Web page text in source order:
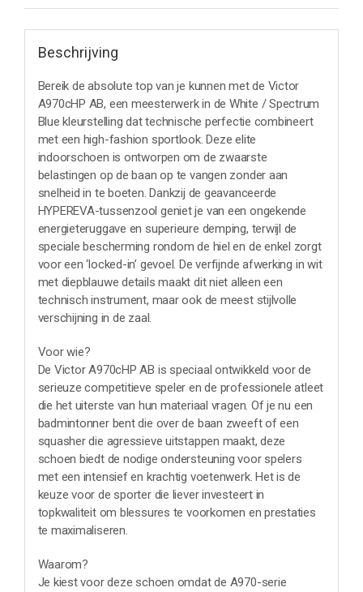
Beschrijving
Bereik de absolute top van je kunnen met de Victor
A970cHP AB, een meesterwerk in de White / Spectrum
Blue kleurstelling dat technische perfectie combineert
met een high-fashion sportlook. Deze elite
indoorschoen is ontworpen om de zwaarste
belastingen op de baan op te vangen zonder aan
snelheid in te boeten. Dankzij de geavanceerde
HYPEREVA-tussenzool geniet je van een ongekende
energieteruggave en superieure demping, terwijl de
speciale bescherming rondom de hiel en de enkel zorgt
voor een ‘locked-in’ gevoel. De verfijnde afwerking in wit
met diepblauwe details maakt dit niet alleen een
technisch instrument, maar ook de meest stijlvolle
verschijning in de zaal.
Voor wie?
De Victor A970cHP AB is speciaal ontwikkeld voor de
serieuze competitieve speler en de professionele atleet
die het uiterste van hun materiaal vragen. Of je nu een
badmintonner bent die over de baan zweeft of een
squasher die agressieve uitstappen maakt, deze
schoen biedt de nodige ondersteuning voor spelers
met een intensief en krachtig voetenwerk. Het is de
keuze voor de sporter die liever investeert in
topkwaliteit om blessures te voorkomen en prestaties
te maximaliseren.
Waarom?
Je kiest voor deze schoen omdat de A970-serie